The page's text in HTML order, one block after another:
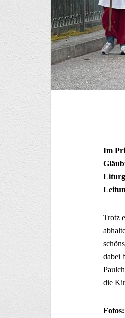
Im
Trotz
dabei
die